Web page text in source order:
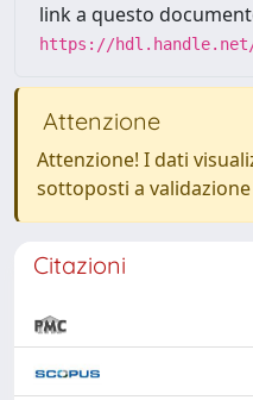
link a questo
https://hdl.handle.net/
Attenzione
Attenzione! I dati
sottoposti a
Citazioni